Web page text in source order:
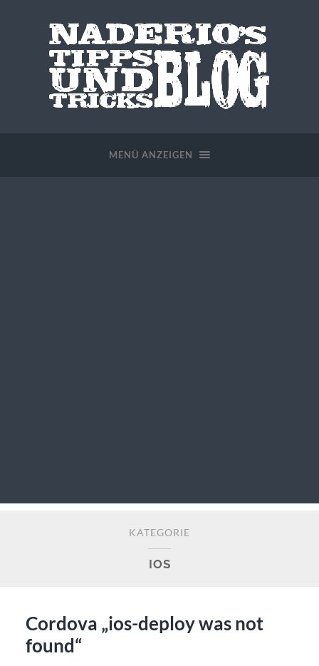
MENÜ ANZEIGEN
KATEGORIE
IOS
Cordova „ios-deploy was not
found“